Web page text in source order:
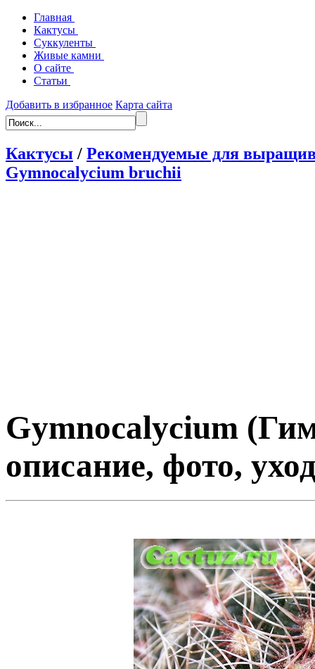
Главная
Кактусы
Суккуленты
Живые камни
О сайте
Статьи
Добавить в избранное Карта сайта
Кактусы / Рекомендуемые для
Gymnocalycium bruchii
Gymnocalycium
описание, фото,